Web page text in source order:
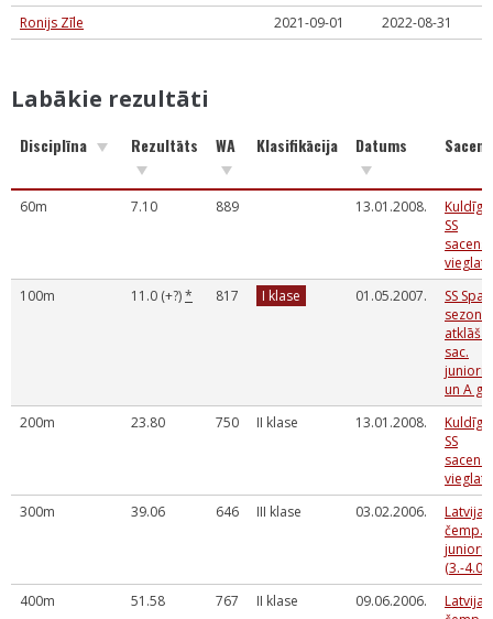
Ronijs Zīle
2021-09-01 2022-08-31
Labākie rezultāti
Disciplīna Rezultāts WA Klasifikācija Datums
60m 7.10 889 13.01.2008.
SS
100m
11.0 (+?)* 817 I klase 01.05.2007.
SS
sac.
un A gr.
200m
23.80 750 II klase 13.01.2008.
SS
300m
39.06 646 III klase 03.02.2006.
Latvijas
čemp.
(3.-4.02)
400m
51.58 767 II klase 09.06.2006.
Latvijas